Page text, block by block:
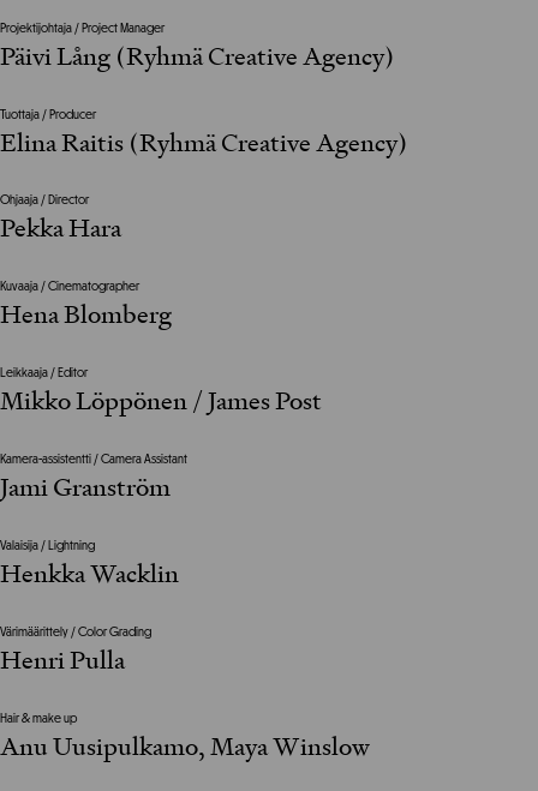
Projektijohtaja / Project Manager
Päivi Lång (Ryhmä Creative Agency)
Tuottaja / Producer
Elina Raitis (Ryhmä Creative Agency)
Ohjaaja / Director
Pekka Hara
Kuvaaja / Cinematographer
Hena Blomberg
Leikkaaja / Editor
Mikko Löppönen / James Post
Kamera-assistentti / Camera Assistant
Jami Granström
Valaisija / Lightning
Henkka Wacklin
Värimäärittely / Color Grading
Henri Pulla
Hair & make up
Anu Uusipulkamo, Maya Winslow